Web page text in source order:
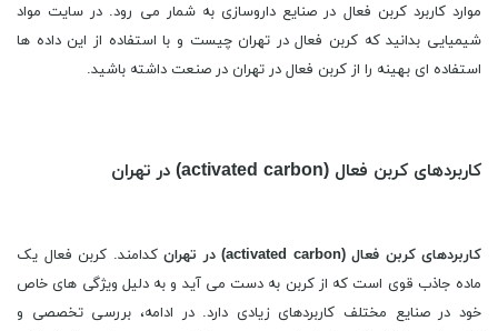
موارد کاربرد کربن فعال در صنایع داروسازی به شمار می رود. در سایت مواد
شیمیایی بدانید که کربن فعال در تهران چیست و با استفاده از این داده ها
استفاده ای بهینه را از کربن فعال در تهران در صنعت داشته باشید.
کاربردهای کربن فعال (activated carbon) در تهران
کاربردهایکربن فعال (activated carbon) در تهران کدامند. کربن فعال یک
ماده جاذب قوی است که از کربن به دست می آید و به دلیل ویژگی های خاص
خود در صنایع مختلف کاربردهای زیادی دارد. در ادامه، بررسی تخصصی و